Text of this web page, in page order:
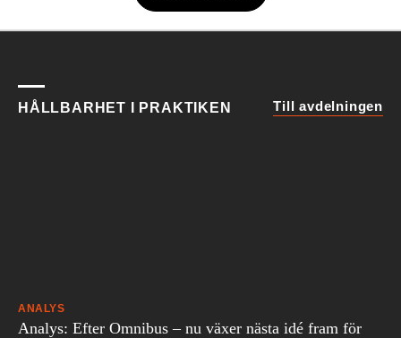
HÅLLBARHET I PRAKTIKEN Till avdelningen
ANALYS
Analys: Efter Omnibus – nu växer nästa idé fram för